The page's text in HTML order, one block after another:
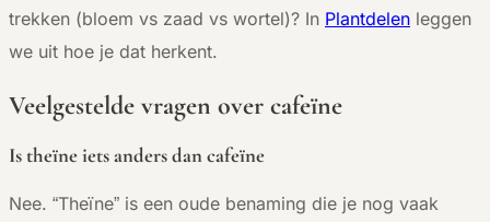
trekken (bloem vs zaad vs wortel)? In Plantdelen leggen
we uit hoe je dat herkent.
Veelgestelde vragen over cafeïne
Is theïne iets anders dan cafeïne
Nee. “Theïne” is een oude benaming die je nog vaak